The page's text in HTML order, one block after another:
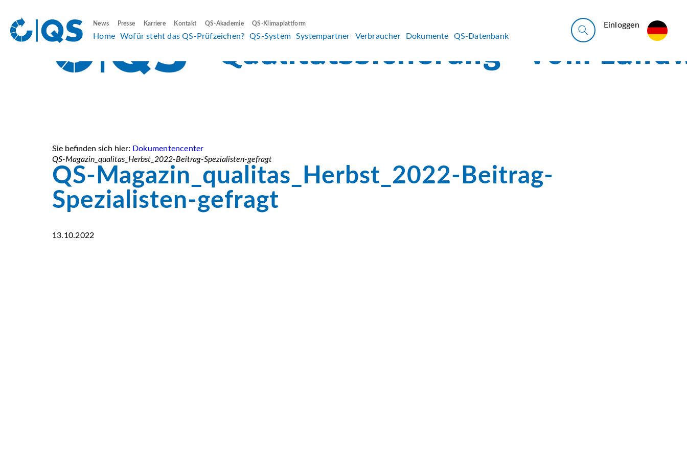
News Presse Karriere Kontakt QS-Akademie QS-Klimaplattform
Home Wofür steht das QS-Prüfzeichen? QS-System Systempartner Verbraucher Dokumente QS-Datenbank
Ein­log­gen
Sie befinden sich hier: Dokumentencenter
QS-Magazin_qualitas_Herbst_2022-Beitrag-Spezialisten-gefragt
QS-Magazin_qualitas_Herbst_2022-Beitrag-
Spezialisten-gefragt
13.10.2022